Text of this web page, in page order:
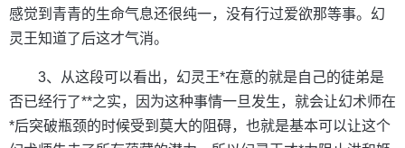
感觉到青青的生命气息还很纯一，没有行过爱欲那等事。幻
灵王知道了后这才气消。
3、从这段可以看出，幻灵王*在意的就是自己的徒弟是
否已经行了**之实，因为这种事情一旦发生，就会让幻术师在
*后突破瓶颈的时候受到莫大的阻碍，也就是基本可以让这个